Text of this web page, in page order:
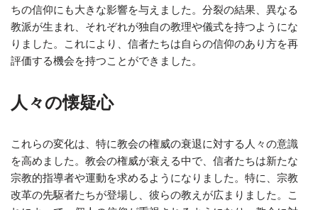
ちの信仰にも大きな影響を与えました。分裂の結果、異なる
教派が生まれ、それぞれが独自の教理や儀式を持つようにな
りました。これにより、信者たちは自らの信仰のあり方を再
評価する機会を持つことができました。
人々の懐疑心
これらの変化は、特に教会の権威の衰退に対する人々の意識
を高めました。教会の権威が衰える中で、信者たちは新たな
宗教的指導者や運動を求めるようになりました。特に、宗教
改革の先駆者たちが登場し、彼らの教えが広まりました。こ